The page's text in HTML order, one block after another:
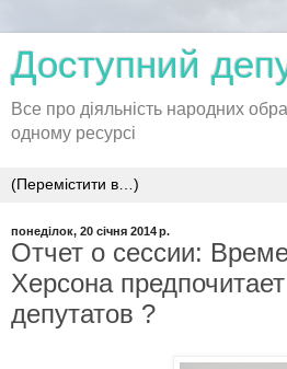
Доступний
Все про діяльність народних
одному ресурсі
понеділок, 20 січня 2014 р.
Отчет о сессии:
Херсона
депутатов ?